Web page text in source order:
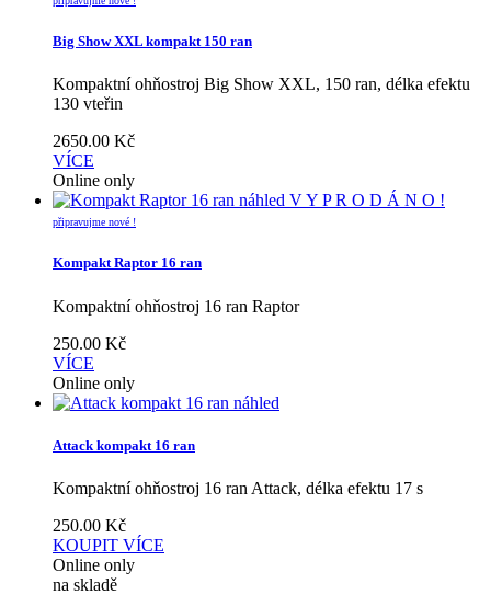
Big Show XXL kompakt 150 ran
Kompaktní ohňostroj Big Show XXL, 150 ran, délka efektu
130 vteřin
2650.00 Kč
VÍCE
Online only
náhled V Y P R O D Á N O !
připravujme nové !
Kompakt Raptor 16 ran
Kompaktní ohňostroj 16 ran Raptor
250.00 Kč
VÍCE
Online only
náhled
Attack kompakt 16 ran
Kompaktní ohňostroj 16 ran Attack, délka efektu 17 s
250.00 Kč
KOUPIT VÍCE
Online only
na skladě